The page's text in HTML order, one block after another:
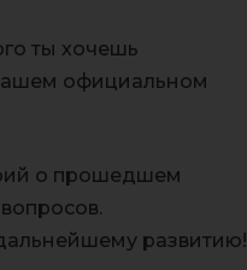
ты хочешь
официальном
о прошедшем
развитию!